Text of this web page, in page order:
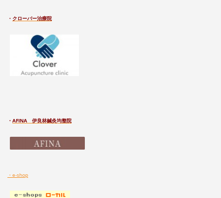
・ クローバー治療院
・ AFINA 伊良林鍼灸均整院
・e-shop